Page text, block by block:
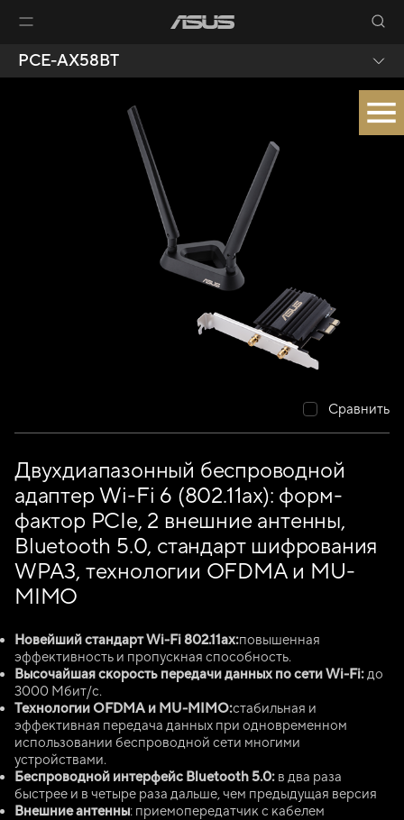
PCE-AX58BT
Двухдиапазонный беспроводной
адаптер Wi-Fi 6 (802.11ax): форм-
фактор PCIe, 2 внешние антенны,
Bluetooth 5.0, стандарт шифрования
WPA3, технологии OFDMA и MU-
MIMO
Новейший стандарт Wi-Fi 802.11ax:повышенная
эффективность и пропускная способность.
Высочайшая скорость передачи данных по сети Wi-Fi:до
3000 Мбит/с.
Технологии OFDMA и MU-MIMO:стабильная и
эффективная передача данных при одновременном
использовании беспроводной сети многими
устройствами.
Беспроводной интерфейс Bluetooth 5.0: в два раза
быстрее и в четыре раза дальше, чем предыдущая версия
Внешние антенны: приемопередатчик с кабелем
Сравнить